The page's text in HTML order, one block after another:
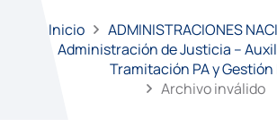
Inicio
ADMINISTRACIONES
Administración de Justicia –
Tramitación PA y Gestión
Archivo inválido